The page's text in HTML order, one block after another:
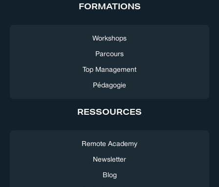
FORMATIONS
Workshops
Parcours
Top Management
Pédagogie
RESSOURCES
Remote Academy
Newsletter
Blog